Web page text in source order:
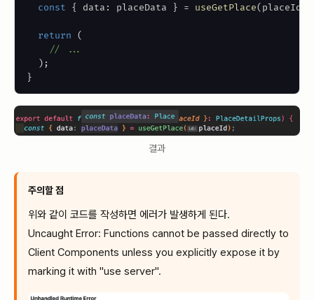
const
{ data : placeData } = useGetPlace(placeId
return
(
// ...
) ;
}
결과
주의할 점
위와 같이 코드를 작성하면 에러가 발생하게 된다.
Uncaught Error: Functions cannot be passed directly to
Client Components unless you explicitly expose it by
marking it with "use server".